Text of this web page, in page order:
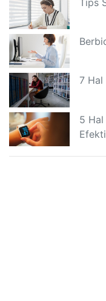
Tips
7
5